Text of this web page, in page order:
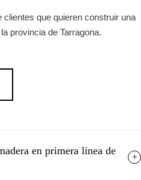
que quieren construir una
provincia de Tarragona.
en primera linea de
+